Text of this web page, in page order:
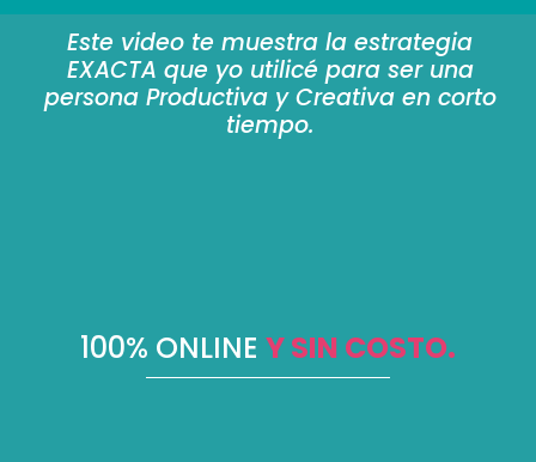
Este video te muestra la estrategia
EXACTA que yo utilicé para ser una
persona Productiva y Creativa en corto
tiempo.
100% ONLINE Y SIN COSTO.